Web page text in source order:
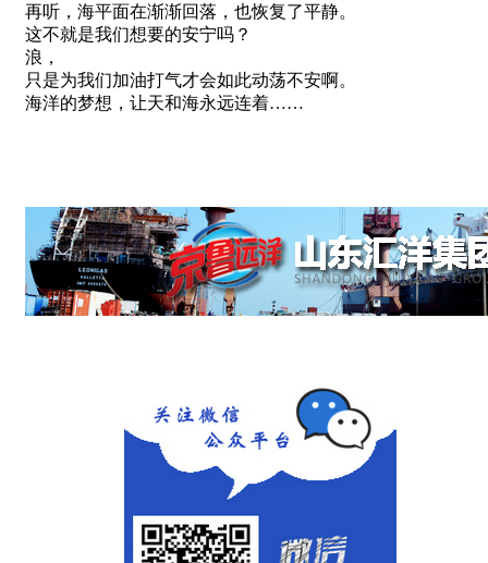
再听，海平面在渐渐回落，也恢复了平静。
这不就是我们想要的安宁吗？
浪，
只是为我们加油打气才会如此动荡不安啊。
海洋的梦想，让天和海永远连着……